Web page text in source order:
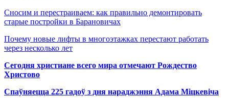
Сносим и перестраиваем: как правильно демонтировать
старые постройки в Барановичах
Почему новые лифты в многоэтажках перестают работать
через несколько лет
Сегодня христиане всего мира отмечают Рождество
Христово
Спаўняецца 225 гадоў з дня нараджэння Адама Міцкевіча